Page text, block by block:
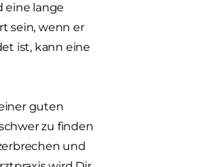
eine lange
sein, wenn er
ist, kann eine
guten
zu finden
und